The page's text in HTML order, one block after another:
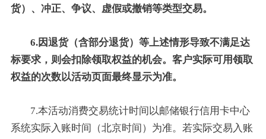
货）、冲正、争议、虚假或撤销等类型交易。
6.因退货（含部分退货）等上述情形导致不满足达
标要求，则会扣除领取权益的机会。客户实际可用领取
权益的次数以活动页面最终显示为准。
7.本活动消费交易统计时间以邮储银行信用卡中心
系统实际入账时间（北京时间）为准。若实际交易入账